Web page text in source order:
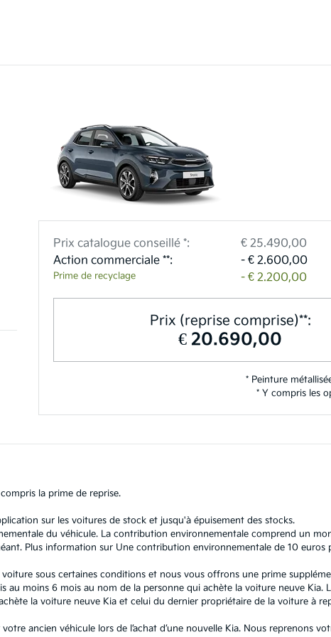
Prix catalogue conseillé *:
€ 25.490,00
Action commerciale **:
- € 2.600,00
Prime de recyclage - € 2.200,00
Prix (reprise comprise)**:
€ 20.690,00
* Peinture
* Y compris les
la prime de reprise.
sur les voitures de stock et jusqu'à épuisement des stocks.
du véhicule. La contribution environnementale comprend un
Plus information sur Une contribution environnementale de 10 euros
voiture sous certaines conditions et nous vous offrons une prime
moins 6 mois au nom de la personne qui achète la voiture neuve Kia.
la voiture neuve Kia et celui du dernier propriétaire de la voiture à
ancien véhicule lors de l’achat d’une nouvelle Kia. Nous reprenons